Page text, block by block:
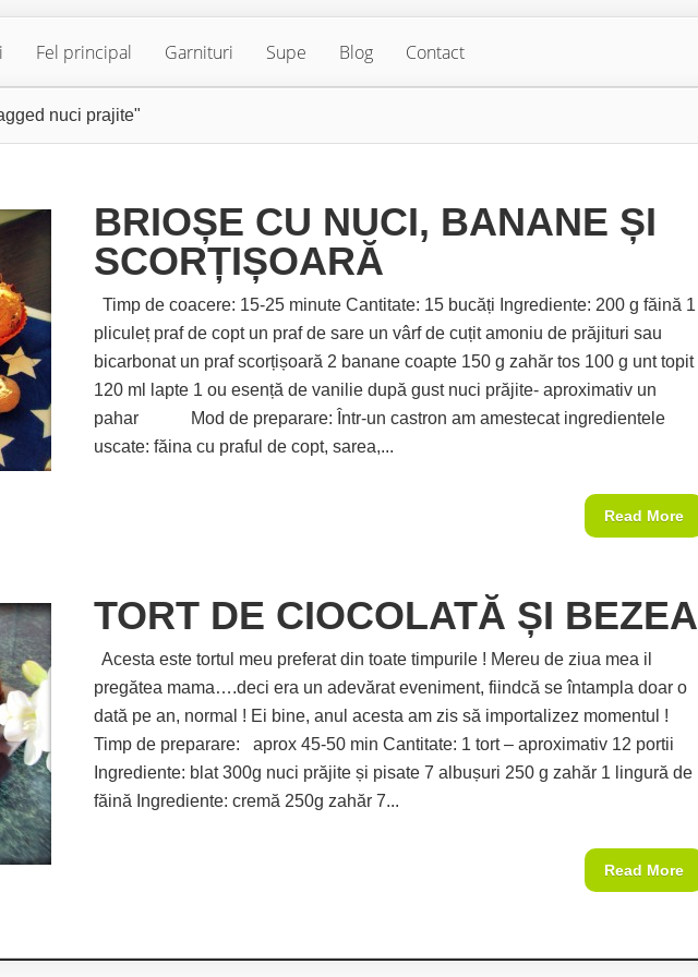
Fel principal Garnituri Supe Blog Contact
nuci prajite"
BRIOȘE CU NUCI, BANANE ȘI
SCORȚIȘOARĂ
Timp de coacere: 15-25 minute Cantitate: 15 bucăți Ingrediente: 200 g făină 1
pliculeț praf de copt un praf de sare un vârf de cuțit amoniu de prăjituri sau
bicarbonat un praf scorțișoară 2 banane coapte 150 g zahăr tos 100 g unt topit
120 ml lapte 1 ou esență de vanilie după gust nuci prăjite- aproximativ un
pahar Mod de preparare: Într-un castron am amestecat ingredientele
uscate: făina cu praful de copt, sarea,...
Read More
TORT DE CIOCOLATĂ ȘI BEZEA
Acesta este tortul meu preferat din toate timpurile ! Mereu de ziua mea il
pregătea mama….deci era un adevărat eveniment, fiindcă se întampla doar o
dată pe an, normal ! Ei bine, anul acesta am zis să importalizez momentul !
Timp de preparare: aprox 45-50 min Cantitate: 1 tort – aproximativ 12 portii
Ingrediente: blat 300g nuci prăjite și pisate 7 albușuri 250 g zahăr 1 lingură de
făină Ingrediente: cremă 250g zahăr 7...
Read More